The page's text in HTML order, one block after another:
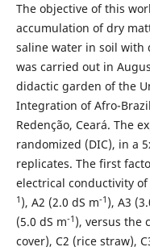
The objective of this
accumulation of dry
saline water in soil with
was carried out in
didactic garden of the
Integration of Afro-
Redenção, Ceará. The
randomized (DIC), in a
replicates. The first
electrical conductivity
1 ), A2 (2.0 dS m-1 ), A3
(5.0 dS m-1 ), versus the
cover), C2 (rice straw),